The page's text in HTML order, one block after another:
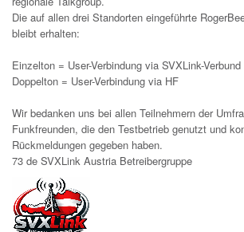
Die auf allen drei Standorten eingeführte
bleibt erhalten:
Einzelton = User-Verbindung via SVXLink-Verbund
Doppelton = User-Verbindung via HF
Wir bedanken uns bei allen Teilnehmern der
Funkfreunden, die den Testbetrieb genutzt und
Rückmeldungen gegeben haben.
73 de SVXLink Austria Betreibergruppe